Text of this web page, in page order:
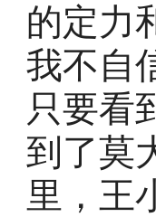
的定力
我不自
只要看
到了莫
里，王